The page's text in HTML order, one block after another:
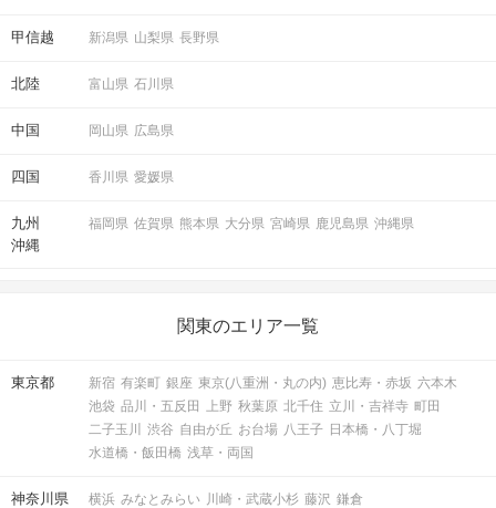
甲信越 新潟県 山梨県 長野県
北陸 富山県 石川県
中国 岡山県 広島県
四国 香川県 愛媛県
九州
沖縄
福岡県 佐賀県 熊本県 大分県 宮崎県 鹿児島県 沖縄県
関東のエリア一覧
東京都 新宿 有楽町 銀座 東京(八重洲・丸の内) 恵比寿・赤坂 六本木
池袋 品川・五反田 上野 秋葉原 北千住 立川・吉祥寺 町田
二子玉川
渋谷 自由が丘 お台場 八王子 日本橋・八丁堀
水道橋・飯田橋 浅草・両国
神奈川県 横浜 みなとみらい 川崎・武蔵小杉 藤沢 鎌倉